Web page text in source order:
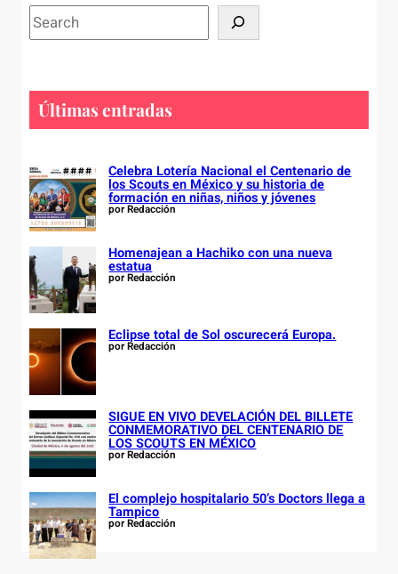
S
e
r
h
Últimas entradas
Celebra Lotería Nacional el Centenario de
los Scouts en México y su historia de
formación en niñas, niños y jóvenes
por Redacción
Homenajean a Hachiko con una nueva
estatua
por Redacción
Eclipse total de Sol oscurecerá Europa.
por Redacción
SIGUE EN VIVO DEVELACIÓN DEL BILLETE
CONMEMORATIVO DEL CENTENARIO DE
LOS SCOUTS EN MÉXICO
por Redacción
El complejo hospitalario 50’s Doctors llega a
Tampico
por Redacción